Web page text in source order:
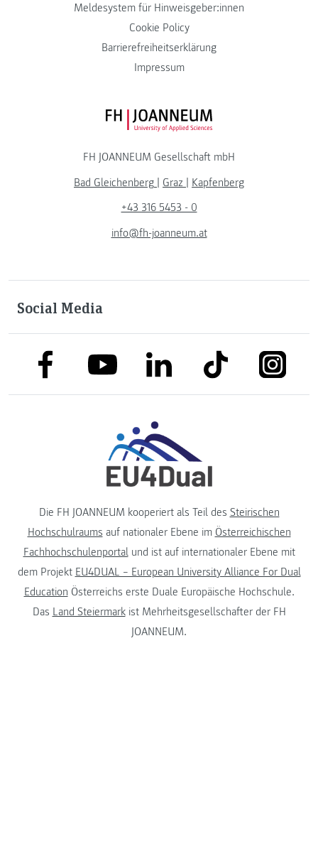
Meldesystem für Hinweisgeber:innen
Cookie Policy
Barrierefreiheitserklärung
Impressum
FH JOANNEUM Logo
FH JOANNEUM Gesellschaft mbH
Bad Gleichenberg | Graz | Kapfenberg
+43 316 5453 - 0
info@fh-joanneum.at
Social Media
link to facebooklink to youtubelink to linkedinlink to tiktok link to
Die FH JOANNEUM kooperiert als Teil des Steirischen
Hochschulraums auf nationaler Ebene im Österreichischen
Fachhochschulenportalund ist auf internationaler Ebene mit
dem Projekt EU4DUAL – European University Alliance For Dual
Education Österreichs erste Duale Europäische Hochschule.
Das Land Steiermarkist Mehrheitsgesellschafter der FH
JOANNEUM.